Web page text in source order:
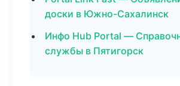
доски в Южно-Сахалинск
Инфо Hub Portal —
службы в Пятигорск